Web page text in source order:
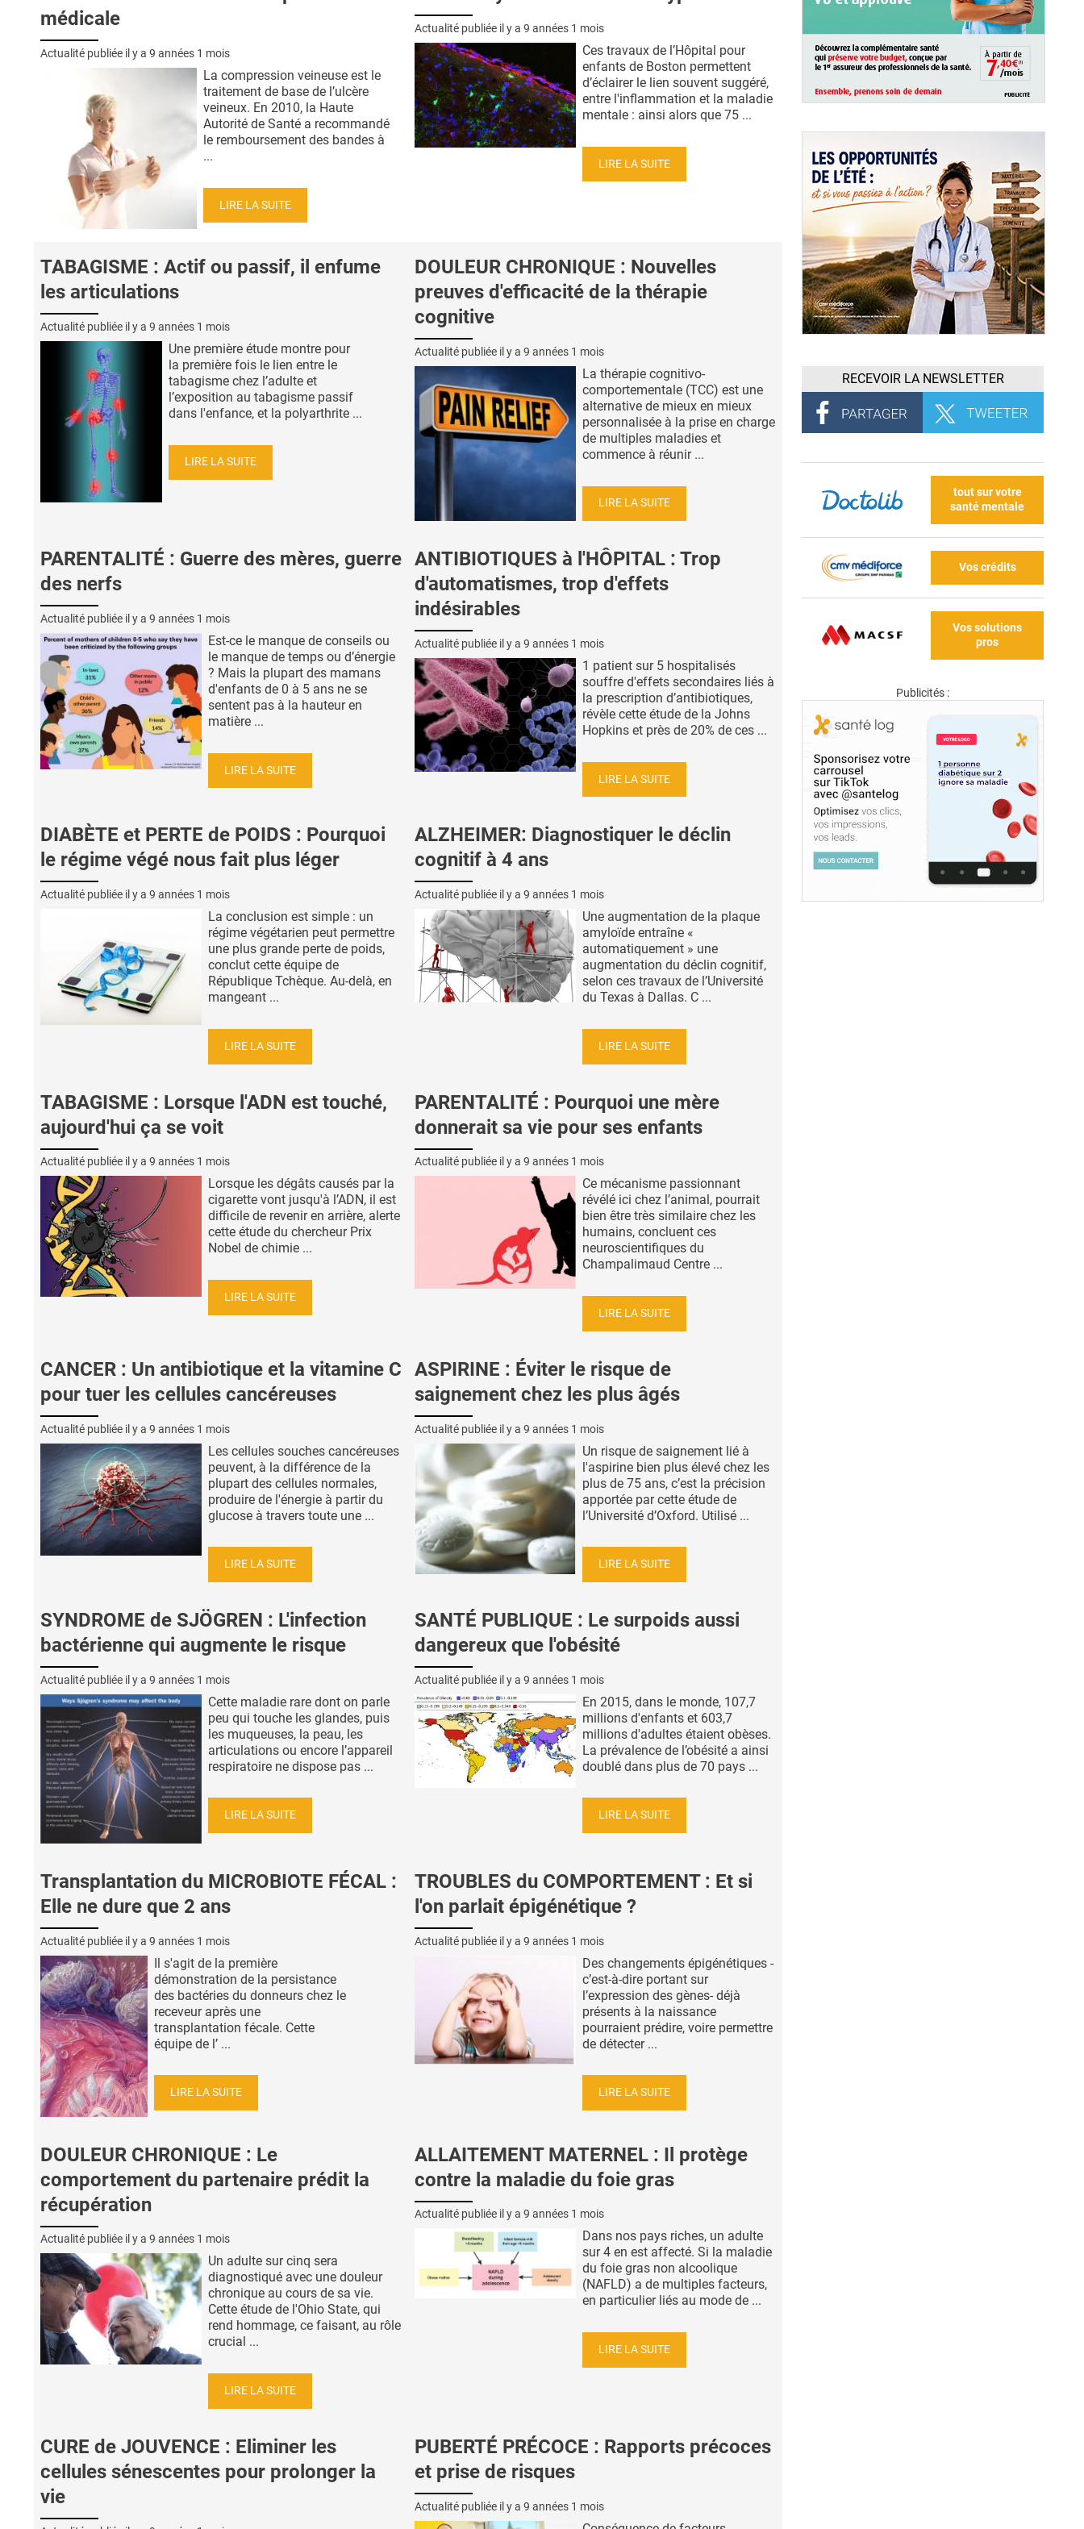
médicale
Actualité publiée il y a 9 années 1 mois
La compression veineuse est le
traitement de base de l’ulcère
veineux. En 2010, la Haute
Autorité de Santé a recommandé
le remboursement des bandes à
...
LIRE LA SUITE
Actualité publiée il y a 9 années 1 mois
Ces travaux de l’Hôpital pour
enfants de Boston permettent
d’éclairer le lien souvent suggéré,
entre l'inflammation et la maladie
mentale : ainsi alors que 75 ...
LIRE LA SUITE
TABAGISME : Actif ou passif, il enfume
les articulations
Actualité publiée il y a 9 années 1 mois
Une première étude montre pour
la première fois le lien entre le
tabagisme chez l’adulte et
l’exposition au tabagisme passif
dans l'enfance, et la polyarthrite ...
LIRE LA SUITE
DOULEUR CHRONIQUE : Nouvelles
preuves d'efficacité de la thérapie
cognitive
Actualité publiée il y a 9 années 1 mois
La thérapie cognitivo-
comportementale (TCC) est une
alternative de mieux en mieux
personnalisée à la prise en charge
de multiples maladies et
commence à réunir ...
LIRE LA SUITE
PARENTALITÉ : Guerre des mères, guerre
des nerfs
Actualité publiée il y a 9 années 1 mois
Est-ce le manque de conseils ou
le manque de temps ou d’énergie
? Mais la plupart des mamans
d'enfants de 0 à 5 ans ne se
sentent pas à la hauteur en
matière ...
LIRE LA SUITE
ANTIBIOTIQUES à l'HÔPITAL : Trop
d'automatismes, trop d'effets
indésirables
Actualité publiée il y a 9 années 1 mois
1 patient sur 5 hospitalisés
souffre d'effets secondaires liés à
la prescription d’antibiotiques,
révèle cette étude de la Johns
Hopkins et près de 20% de ces ...
LIRE LA SUITE
DIABÈTE et PERTE de POIDS : Pourquoi
le régime végé nous fait plus léger
Actualité publiée il y a 9 années 1 mois
La conclusion est simple : un
régime végétarien peut permettre
une plus grande perte de poids,
conclut cette équipe de
République Tchèque. Au-delà, en
mangeant ...
LIRE LA SUITE
ALZHEIMER: Diagnostiquer le déclin
cognitif à 4 ans
Actualité publiée il y a 9 années 1 mois
Une augmentation de la plaque
amyloïde entraîne «
automatiquement » une
augmentation du déclin cognitif,
selon ces travaux de l’Université
du Texas à Dallas. C ...
LIRE LA SUITE
TABAGISME : Lorsque l'ADN est touché,
aujourd'hui ça se voit
Actualité publiée il y a 9 années 1 mois
Lorsque les dégâts causés par la
cigarette vont jusqu'à l’ADN, il est
difficile de revenir en arrière, alerte
cette étude du chercheur Prix
Nobel de chimie ...
LIRE LA SUITE
PARENTALITÉ : Pourquoi une mère
donnerait sa vie pour ses enfants
Actualité publiée il y a 9 années 1 mois
Ce mécanisme passionnant
révélé ici chez l’animal, pourrait
bien être très similaire chez les
humains, concluent ces
neuroscientifiques du
Champalimaud Centre ...
LIRE LA SUITE
CANCER : Un antibiotique et la vitamine C
pour tuer les cellules cancéreuses
Actualité publiée il y a 9 années 1 mois
Les cellules souches cancéreuses
peuvent, à la différence de la
plupart des cellules normales,
produire de l'énergie à partir du
glucose à travers toute une ...
LIRE LA SUITE
ASPIRINE : Éviter le risque de
saignement chez les plus âgés
Actualité publiée il y a 9 années 1 mois
Un risque de saignement lié à
l'aspirine bien plus élevé chez les
plus de 75 ans, c’est la précision
apportée par cette étude de
l’Université d’Oxford. Utilisé ...
LIRE LA SUITE
SYNDROME de SJÖGREN : L'infection
bactérienne qui augmente le risque
Actualité publiée il y a 9 années 1 mois
Cette maladie rare dont on parle
peu qui touche les glandes, puis
les muqueuses, la peau, les
articulations ou encore l’appareil
respiratoire ne dispose pas ...
LIRE LA SUITE
SANTÉ PUBLIQUE : Le surpoids aussi
dangereux que l'obésité
Actualité publiée il y a 9 années 1 mois
En 2015, dans le monde, 107,7
millions d'enfants et 603,7
millions d'adultes étaient obèses.
La prévalence de l’obésité a ainsi
doublé dans plus de 70 pays ...
LIRE LA SUITE
Transplantation du MICROBIOTE FÉCAL :
Elle ne dure que 2 ans
Actualité publiée il y a 9 années 1 mois
Il s'agit de la première
démonstration de la persistance
des bactéries du donneurs chez le
receveur après une
transplantation fécale. Cette
équipe de l’ ...
LIRE LA SUITE
TROUBLES du COMPORTEMENT : Et si
l'on parlait épigénétique ?
Actualité publiée il y a 9 années 1 mois
Des changements épigénétiques -
c’est-à-dire portant sur
l’expression des gènes- déjà
présents à la naissance
pourraient prédire, voire permettre
de détecter ...
LIRE LA SUITE
DOULEUR CHRONIQUE : Le
comportement du partenaire prédit la
récupération
Actualité publiée il y a 9 années 1 mois
Un adulte sur cinq sera
diagnostiqué avec une douleur
chronique au cours de sa vie.
Cette étude de l'Ohio State, qui
rend hommage, ce faisant, au rôle
crucial ...
LIRE LA SUITE
ALLAITEMENT MATERNEL : Il protège
contre la maladie du foie gras
Actualité publiée il y a 9 années 1 mois
Dans nos pays riches, un adulte
sur 4 en est affecté. Si la maladie
du foie gras non alcoolique
(NAFLD) a de multiples facteurs,
en particulier liés au mode de ...
LIRE LA SUITE
CURE de JOUVENCE : Eliminer les
cellules sénescentes pour prolonger la
vie
PUBERTÉ PRÉCOCE : Rapports précoces
et prise de risques
Actualité publiée il y a 9 années 1 mois
RECEVOIR LA NEWSLETTER
tout sur votre
santé mentale
Vos crédits
Vos solutions
pros
Publicités :